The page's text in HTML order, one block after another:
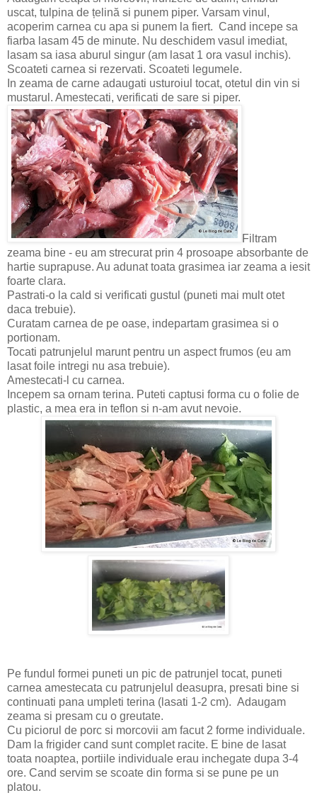
uscat, tulpina de țelină si punem piper. Varsam vinul,
acoperim carnea cu apa si punem la fiert. Cand incepe sa
fiarba lasam 45 de minute. Nu deschidem vasul imediat,
lasam sa iasa aburul singur (am lasat 1 ora vasul inchis).
Scoateti carnea si rezervati. Scoateti legumele.
In zeama de carne adaugati usturoiul tocat, otetul din vin si
mustarul. Amestecati, verificati de sare si piper.
Filtram
zeama bine - eu am strecurat prin 4 prosoape absorbante de
hartie suprapuse. Au adunat toata grasimea iar zeama a iesit
foarte clara.
Pastrati-o la cald si verificati gustul (puneti mai mult otet
daca trebuie).
Curatam carnea de pe oase, indepartam grasimea si o
portionam.
Tocati patrunjelul marunt pentru un aspect frumos (eu am
lasat foile intregi nu asa trebuie).
Amestecati-l cu carnea.
Incepem sa ornam terina. Puteti captusi forma cu o folie de
plastic, a mea era in teflon si n-am avut nevoie.
Pe fundul formei puneti un pic de patrunjel tocat, puneti
carnea amestecata cu patrunjelul deasupra, presati bine si
continuati pana umpleti terina (lasati 1-2 cm). Adaugam
zeama si presam cu o greutate.
Cu piciorul de porc si morcovii am facut 2 forme individuale.
Dam la frigider cand sunt complet racite. E bine de lasat
toata noaptea, portiile individuale erau inchegate dupa 3-4
ore. Cand servim se scoate din forma si se pune pe un
platou.